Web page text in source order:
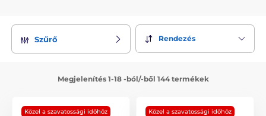
Szűrő Rendezés
Megjelenítés 1-18 -ból/-ből 144 termékek
Közel a szavatossági időhöz Közel a szavatossági időhöz